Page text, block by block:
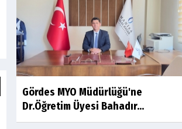
Mühendislerin de Sanat Ruhu
Olmalı
Dr.Fatih KESKİN
Millî Edebiyat, Millî Şuur, Millî
Takım
Sıracettin ÇELİK
Çalıkuşu
Gördes MYO Müdürlüğü'ne
Dr.Öğretim Üyesi Bahadır...